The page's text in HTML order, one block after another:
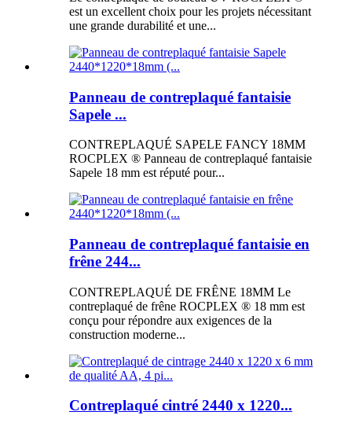
est un excellent choix pour les projets nécessitant
une grande durabilité et une...
Panneau de contreplaqué fantaisie
Sapele ...
CONTREPLAQUÉ SAPELE FANCY 18MM
ROCPLEX ® Panneau de contreplaqué fantaisie
Sapele 18 mm est réputé pour...
Panneau de contreplaqué fantaisie en
frêne 244...
CONTREPLAQUÉ DE FRÊNE 18MM Le
contreplaqué de frêne ROCPLEX ® 18 mm est
conçu pour répondre aux exigences de la
construction moderne...
Contreplaqué cintré 2440 x 1220...